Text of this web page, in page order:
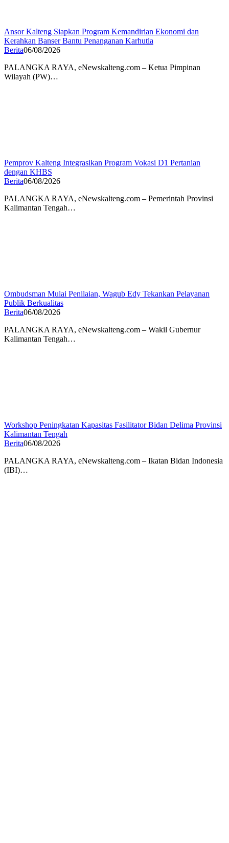
Ansor Kalteng Siapkan Program Kemandirian Ekonomi dan
Kerahkan Banser Bantu Penanganan Karhutla
Berita06/08/2026
PALANGKA RAYA, eNewskalteng.com – Ketua Pimpinan
Wilayah (PW)…
Pemprov Kalteng Integrasikan Program Vokasi D1 Pertanian
dengan KHBS
Berita06/08/2026
PALANGKA RAYA, eNewskalteng.com – Pemerintah Provinsi
Kalimantan Tengah…
Ombudsman Mulai Penilaian, Wagub Edy Tekankan Pelayanan
Publik Berkualitas
Berita06/08/2026
PALANGKA RAYA, eNewskalteng.com – Wakil Gubernur
Kalimantan Tengah…
Workshop Peningkatan Kapasitas Fasilitator Bidan Delima Provinsi
Kalimantan Tengah
Berita06/08/2026
PALANGKA RAYA, eNewskalteng.com – Ikatan Bidan Indonesia
(IBI)…